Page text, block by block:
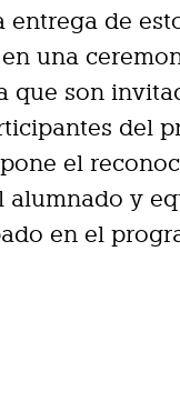
entrega de
una
que son
del
el
alumnado y
en el